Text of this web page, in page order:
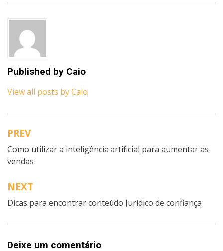
Published by Caio
View all posts by Caio
Navegação
de
artigos
PREV
Como utilizar a inteligência artificial para aumentar as
vendas
NEXT
Dicas para encontrar conteúdo Jurídico de confiança
Deixe um comentário